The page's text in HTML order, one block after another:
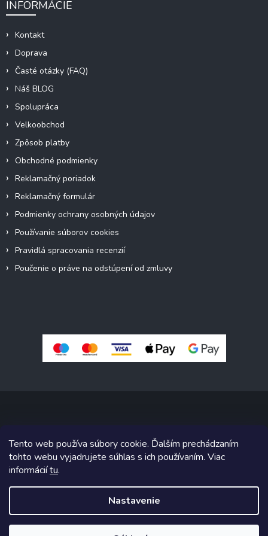
Tento web používa súbory cookie. Ďalším prechádzaním
tohto webu vyjadrujete súhlas s ich používaním. Viac
informáciítu.
Nastavenie
Naše fóliovníky nyní se slevou 15%🪴Využijte mimořádné akce
INFORMÁCIE
Kontakt
Doprava
Časté otázky (FAQ)
Náš BLOG
Spolupráca
Velkoobchod
Zpôsob platby
Obchodné podmienky
Reklamačný poriadok
Reklamačný formulár
Podmienky ochrany osobných údajov
Používanie súborov cookies
Pravidlá spracovania recenzií
Poučenie o práve na odstúpení od zmluvy
Copyright 2026 Pivné sety, stoly, lavice . Všetky práva vyhradené.
Upraviť nastavenie cookies
Grafický návrh vytvoril a na Shoptet implementoval
Shoptetak.cz.
Vytvoril Shoptet